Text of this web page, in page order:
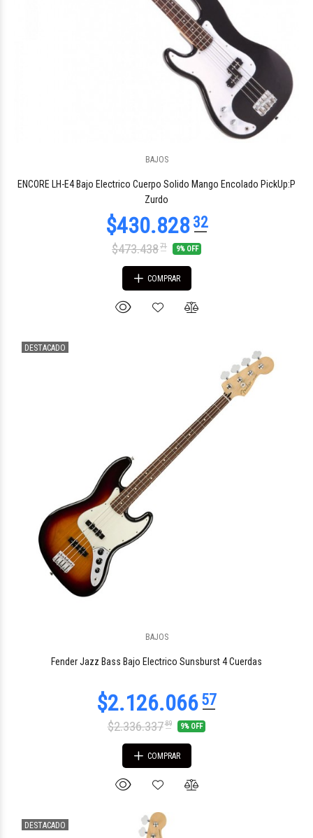
BAJOS
ENCORE LH-E4 Bajo Electrico Cuerpo Solido Mango Encolado PickUp:P
Zurdo
$473.43871 9% OFF
COMPRAR
DESTACADO
BAJOS
Fender Jazz Bass Bajo Electrico Sunsburst 4 Cuerdas
$2.336.33789 9% OFF
COMPRAR
DESTACADO